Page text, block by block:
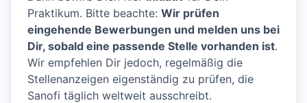
Praktikum. Bitte beachte: Wir prüfen
eingehende Bewerbungen und melden uns bei
Dir, sobald eine passende Stelle vorhanden ist.
Wir empfehlen Dir jedoch, regelmäßig die
Stellenanzeigen eigenständig zu prüfen, die
Sanofi täglich weltweit ausschreibt.